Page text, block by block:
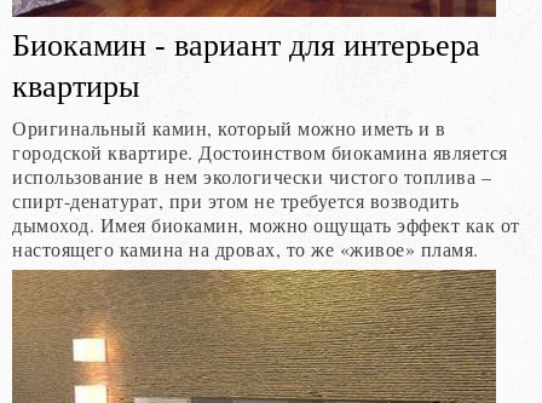
Биокамин - вариант для интерьера
квартиры
Оригинальный камин, который можно иметь и в
городской квартире. Достоинством биокамина является
использование в нем экологически чистого топлива –
спирт-денатурат, при этом не требуется возводить
дымоход. Имея биокамин, можно ощущать эффект как от
настоящего камина на дровах, то же «живое» пламя.